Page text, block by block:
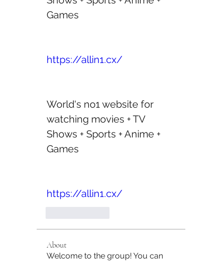
Games
https://allin1.cx/
World's no1 website for
watching movies + TV
Shows + Sports + Anime +
Games
https://allin1.cx/
About
Welcome to the group! You can